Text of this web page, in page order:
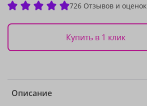
726 Отзывов и оценок
Купить в 1 клик
Описание